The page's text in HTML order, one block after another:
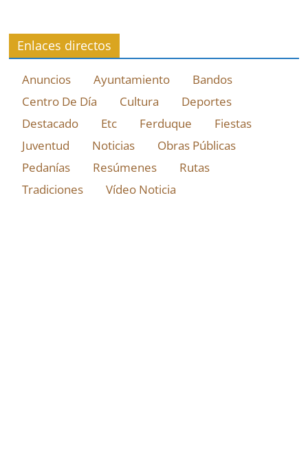
Enlaces directos
Anuncios Ayuntamiento
Bandos
Centro De Día
Cultura
Deportes
Destacado
Etc Ferduque
Fiestas
Juventud
Noticias
Obras Públicas
Pedanías
Resúmenes
Rutas
Tradiciones
Vídeo Noticia